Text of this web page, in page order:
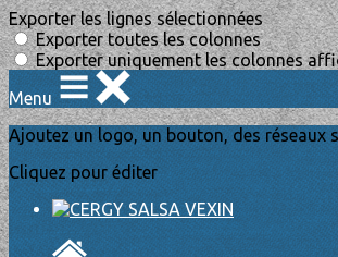
Exporter les lignes sélectionnées
Exporter toutes les colonnes
Exporter uniquement les colonnes
Menu
Ajoutez un logo, un bouton, des réseaux
Cliquez pour éditer